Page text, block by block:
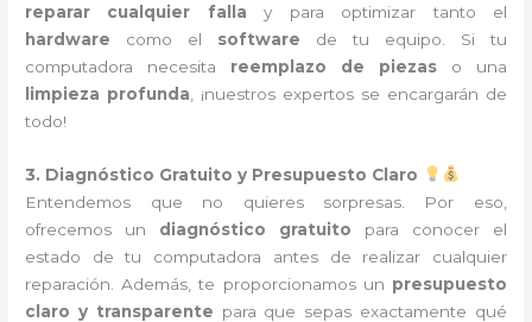
reparar cualquier falla y para optimizar tanto el
hardware como el software de tu equipo. Si tu
computadora necesita reemplazo de piezaso una
limpieza profunda , ¡nuestros expertos se encargarán de
todo!
3. Diagnóstico Gratuito y Presupuesto Claro
Entendemos que no quieres sorpresas. Por eso,
ofrecemos un diagnóstico gratuito para conocer el
estado de tu computadora antes de realizar cualquier
reparación. Además, te proporcionamos un presupuesto
claro y transparente para que sepas exactamente qué